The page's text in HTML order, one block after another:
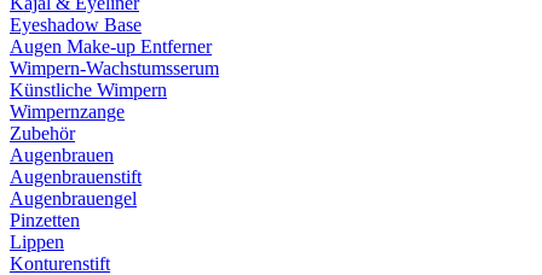
Eyeshadow Base
Augen Make-up Entferner
Wimpern-Wachstumsserum
Künstliche Wimpern
Wimpernzange
Zubehör
Augenbrauen
Augenbrauenstift
Augenbrauengel
Pinzetten
Lippen
Konturenstift